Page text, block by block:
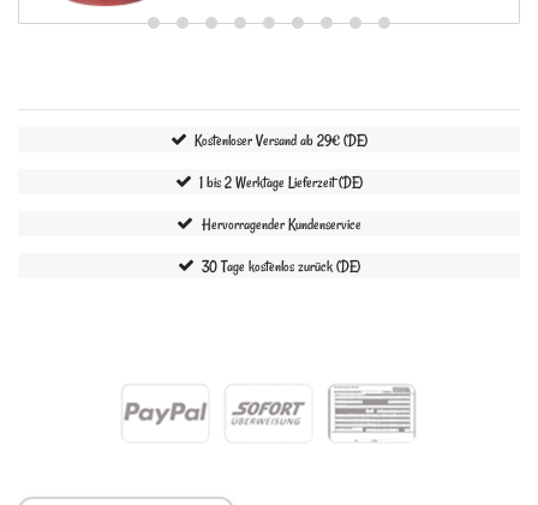
Kostenloser Versand ab 29€ (DE)
1 bis 2 Werktage Lieferzeit (DE)
Hervorragender Kundenservice
30 Tage kostenlos zurück (DE)